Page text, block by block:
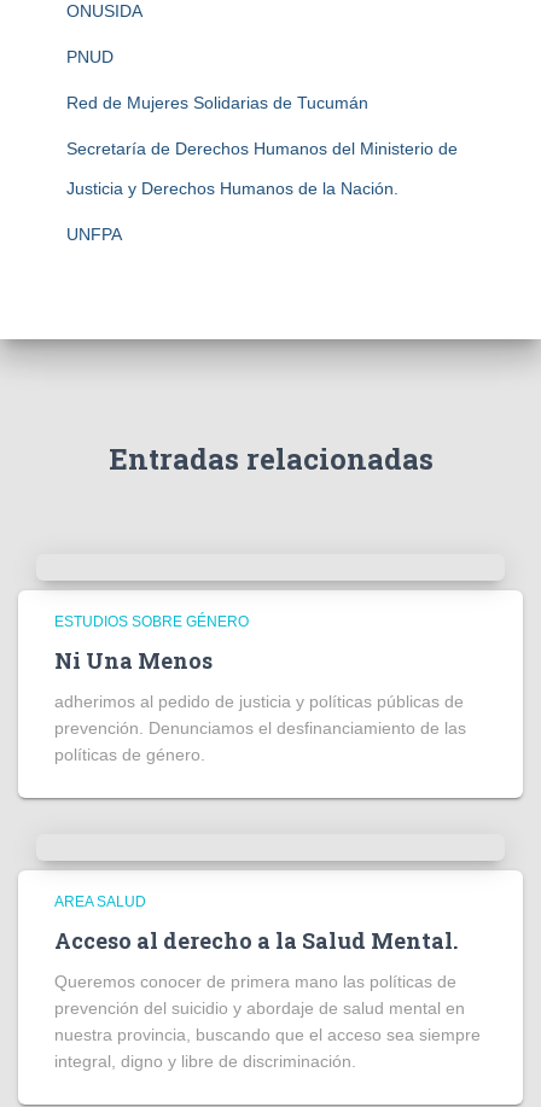
ONUSIDA
PNUD
Red de Mujeres Solidarias de Tucumán
Secretaría de Derechos Humanos del Ministerio de
Justicia y Derechos Humanos de la Nación.
UNFPA
Entradas relacionadas
ESTUDIOS SOBRE GÉNERO
Ni Una Menos
adherimos al pedido de justicia y políticas públicas de
prevención. Denunciamos el desfinanciamiento de las
políticas de género.
AREA SALUD
Acceso al derecho a la Salud Mental.
Queremos conocer de primera mano las políticas de
prevención del suicidio y abordaje de salud mental en
nuestra provincia, buscando que el acceso sea siempre
integral, digno y libre de discriminación.